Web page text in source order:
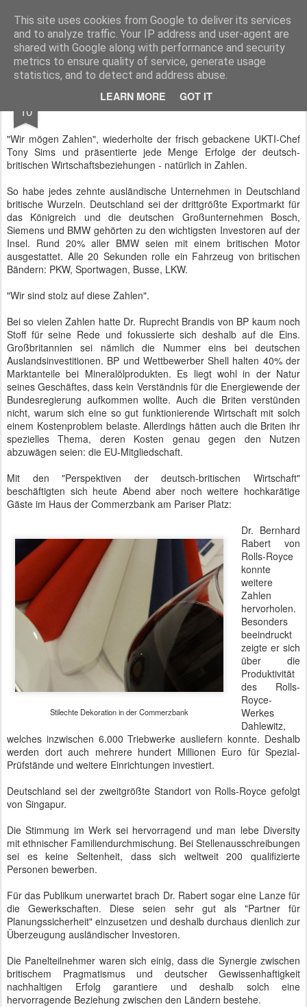
This site uses cookies from Google to deliver its services
and to analyze traffic. Your IP address and user-agent are
shared with Google along with performance and security
metrics to ensure quality of service, generate usage
statistics, and to detect and address abuse.
LEARN MORE GOT IT
BTB concept Media GmbH Presseberichte zu Bundespolitik, Diplomatie, Sicherheitspolitik, Wirtschaft, Fahrzeugtechnik und IT - Pressedienst, Fachartikel, Bildredaktion, O-Ton-Videos
10 UKTI und der "Stolz auf diese Zahlen"
"Wir mögen Zahlen", wiederholte der frisch gebackene UKTI-Chef
Tony Sims und präsentierte jede Menge Erfolge der deutsch-
britischen Wirtschaftsbeziehungen - natürlich in Zahlen.
So habe jedes zehnte ausländische Unternehmen in Deutschland
britische Wurzeln. Deutschland sei der drittgrößte Exportmarkt für
das Königreich und die deutschen Großunternehmen Bosch,
Siemens und BMW gehörten zu den wichtigsten Investoren auf der
Insel. Rund 20% aller BMW seien mit einem britischen Motor
ausgestattet. Alle 20 Sekunden rolle ein Fahrzeug von britischen
Bändern: PKW, Sportwagen, Busse, LKW.
"Wir sind stolz auf diese Zahlen".
Bei so vielen Zahlen hatte Dr. Ruprecht Brandis von BP kaum noch
Stoff für seine Rede und fokussierte sich deshalb auf die Eins.
Großbritannien sei nämlich die Nummer eins bei deutschen
Auslandsinvestitionen. BP und Wettbewerber Shell halten 40% der
Marktanteile bei Mineralölprodukten. Es liegt wohl in der Natur
seines Geschäftes, dass kein Verständnis für die Energiewende der
Bundesregierung aufkommen wollte. Auch die Briten verstünden
nicht, warum sich eine so gut funktionierende Wirtschaft mit solch
einem Kostenproblem belaste. Allerdings hätten auch die Briten ihr
spezielles Thema, deren Kosten genau gegen den Nutzen
abzuwägen seien: die EU-Mitgliedschaft.
Mit den "Perspektiven der deutsch-britischen Wirtschaft"
beschäftigten sich heute Abend aber noch weitere hochkarätige
Gäste im Haus der Commerzbank am Pariser Platz:
Stilechte Dekoration in der Commerzbank
Dr. Bernhard
Rabert von
Rolls-Royce
konnte
weitere
Zahlen
hervorholen.
Besonders
beeindruckt
zeigte er sich
über die
Produktivität
des Rolls-
Royce-
Werkes
Dahlewitz,
welches inzwischen 6.000 Triebwerke ausliefern konnte. Deshalb
werden dort auch mehrere hundert Millionen Euro für Spezial-
Prüfstände und weitere Einrichtungen investiert.
Deutschland sei der zweitgrößte Standort von Rolls-Royce gefolgt
von Singapur.
Die Stimmung im Werk sei hervorragend und man lebe Diversity
mit ethnischer Familiendurchmischung. Bei Stellenausschreibungen
sei es keine Seltenheit, dass sich weltweit 200 qualifizierte
Personen bewerben.
Für das Publikum unerwartet brach Dr. Rabert sogar eine Lanze für
die Gewerkschaften. Diese seien sehr gut als "Partner für
Planungssicherheit" einzusetzen und deshalb durchaus dienlich zur
Überzeugung ausländischer Investoren.
Die Panelteilnehmer waren sich einig, dass die Synergie zwischen
britischem Pragmatismus und deutscher Gewissenhaftigkeit
nachhaltigen Erfolg garantiere und deshalb solch eine
hervorragende Beziehung zwischen den Ländern bestehe.